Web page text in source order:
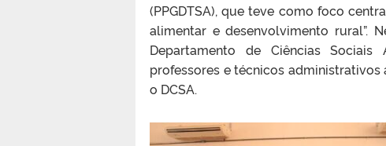
(PPGDTSA), que teve como foco
alimentar e desenvolvimento rural”.
Departamento de Ciências Sociais
professores e técnicos
o DCSA.